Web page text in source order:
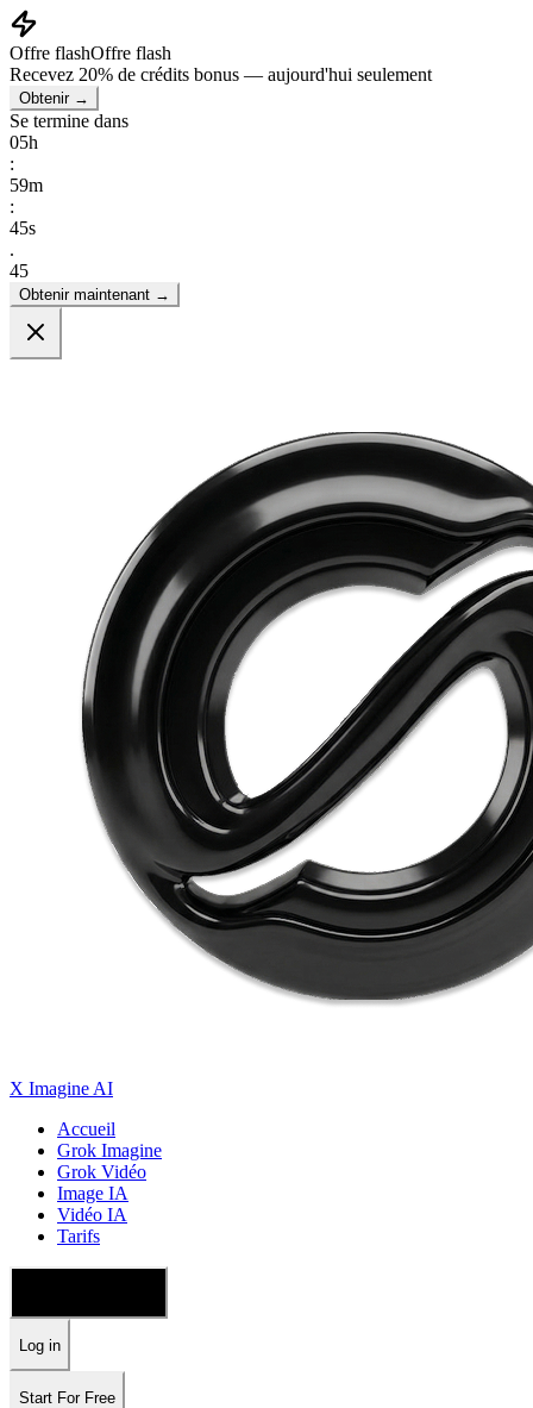
Offre flashOffre flash
Recevez 20% de crédits bonus — aujourd'hui seulement
Obtenir →
Se termine dans
05h
:
59m
:
44s
.
56
Obtenir maintenant →
X Imagine AI
Accueil
Grok Imagine
Grok Vidéo
Image IA
Vidéo IA
Tarifs
Log in
Start For Free